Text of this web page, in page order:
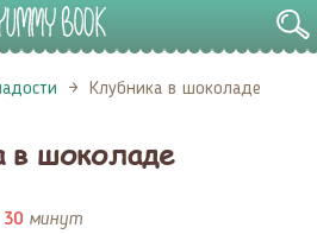
Клубника в шоколаде
в шоколаде
30минут